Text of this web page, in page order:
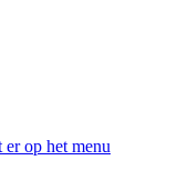
op het menu